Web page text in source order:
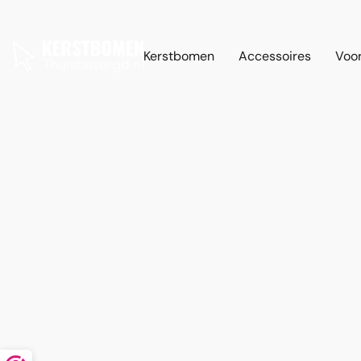
Kerstbomen Accessoires